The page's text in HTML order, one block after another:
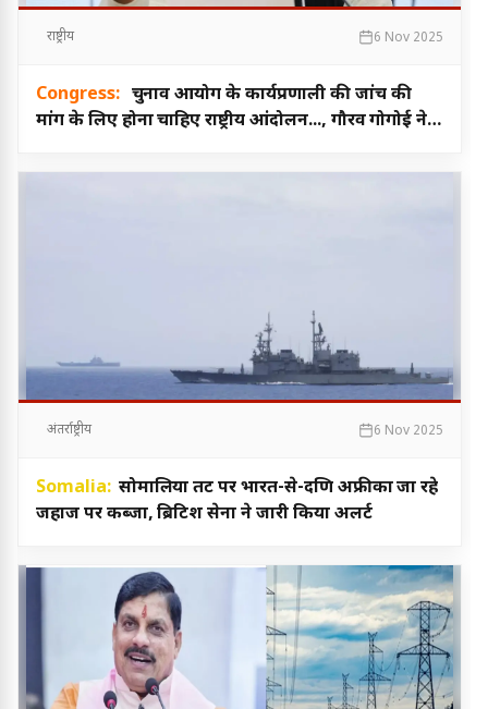
राष्ट्रीय 6 Nov 2025
Congress: चुनाव आयोग के कार्यप्रणाली की जांच की
मांग के लिए होना चाहिए राष्ट्रीय आंदोलन..., गौरव गोगोई ने
अंतर्राष्ट्रीय 6 Nov 2025
Somalia: सोमालिया तट पर भारत-से-दक्षिण अफ्रीका जा रहे
जहाज पर कब्जा, ब्रिटिश सेना ने जारी किया अलर्ट